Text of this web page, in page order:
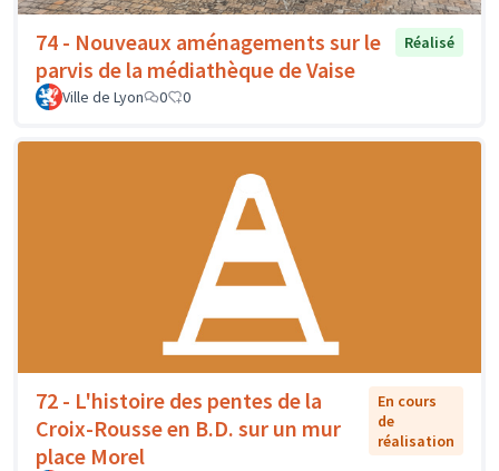
74 - Nouveaux aménagements sur le
parvis de la médiathèque de Vaise
Réalisé
Ville de Lyon 0 0
72 - L'histoire des pentes de la
Croix-Rousse en B.D. sur un mur
place Morel
En cours
de
réalisation